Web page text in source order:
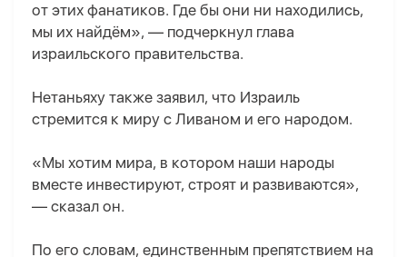
от этих фанатиков. Где бы они ни находились,
мы их найдём», — подчеркнул глава
израильского правительства.
Нетаньяху также заявил, что Израиль
стремится к миру с Ливаном и его народом.
«Мы хотим мира, в котором наши народы
вместе инвестируют, строят и развиваются»,
— сказал он.
По его словам, единственным препятствием на